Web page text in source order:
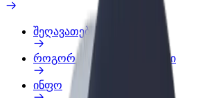
შეღავათები
როგორ გავხდე გამომწერი
ინფო